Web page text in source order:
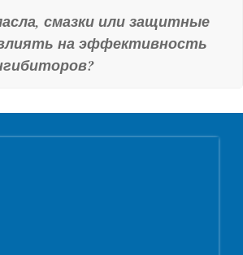
смазки или защитные
на эффективность